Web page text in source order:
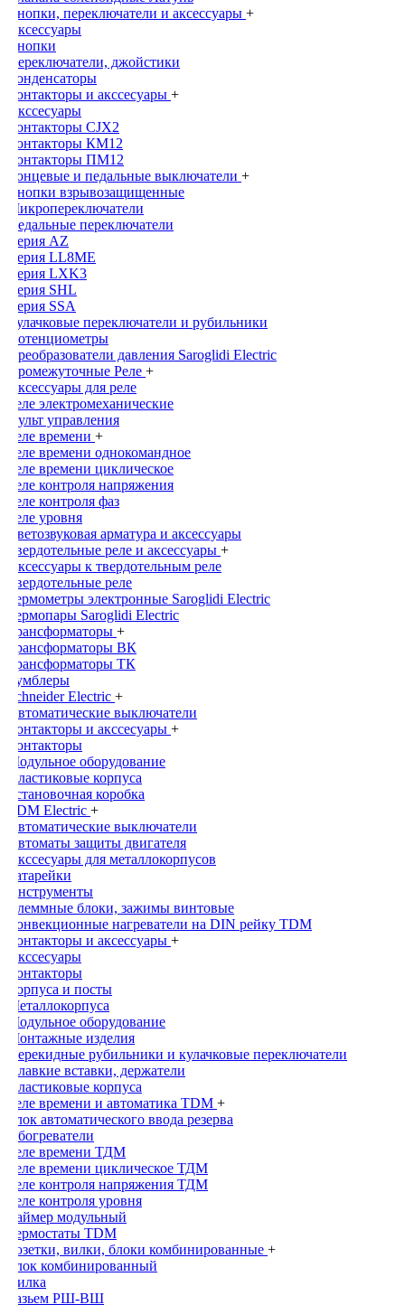
Кнопки, переключатели и аксессуары +
Аксессуары
Кнопки
Переключатели, джойстики
Конденсаторы
Контакторы и акссесуары +
Акссесуары
Контакторы CJX2
Контакторы КМ12
Контакторы ПМ12
Концевые и педальные выключатели +
Кнопки взрывозащищенные
Микропереключатели
Педальные переключатели
Серия AZ
Серия LL8ME
Серия LXK3
Серия SHL
Серия SSA
Кулачковые переключатели и рубильники
Потенциометры
Преобразователи давления Saroglidi Electric
Промежуточные Реле +
Аксессуары для реле
Реле электромеханические
Пульт управления
Реле времени +
Реле времени однокомандное
Реле времени циклическое
Реле контроля напряжения
Реле контроля фаз
Реле уровня
Светозвуковая арматура и аксессуары
Твердотельные реле и аксессуары +
Аксессуары к твердотельным реле
Твердотельные реле
Термометры электронные Saroglidi Electric
Термопары Saroglidi Electric
Трансформаторы +
Трансформаторы ВК
Трансформаторы ТК
Тумблеры
Schneider Electric +
Автоматические выключатели
Контакторы и акссесуары +
Контакторы
Модульное оборудование
Пластиковые корпуса
Установочная коробка
TDM Electric +
Автоматические выключатели
Автоматы защиты двигателя
Акссесуары для металлокорпусов
Батарейки
Инструменты
Клеммные блоки, зажимы винтовые
Конвекционные нагреватели на DIN рейку TDM
Контакторы и аксессуары +
Акссесуары
Контакторы
Корпуса и посты
Металлокорпуса
Модульное оборудование
Монтажные изделия
Перекидные рубильники и кулачковые переключатели
Плавкие вставки, держатели
Пластиковые корпуса
Реле времени и автоматика TDM +
Блок автоматического ввода резерва
Обогреватели
Реле времени ТДМ
Реле времени циклическое ТДМ
Реле контроля напряжения ТДМ
Реле контроля уровня
Таймер модульный
Термостаты TDM
Розетки, вилки, блоки комбинированные +
Блок комбинированный
Вилка
Разьем РШ-ВШ